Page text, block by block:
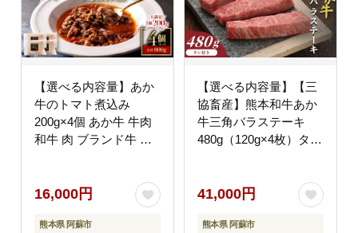
【選べる内容量】あか
牛のトマト煮込み
200g×4個 あか牛 牛肉
和牛 肉 ブランド牛 ト
セット 詰め合わせ 調理
簡単 お手軽 熊本 阿蘇
16,000円
熊本県 阿蘇市
【選べる内容量】【三
協畜産】熊本和牛あか
牛三角バラステーキ
480g（120g×4枚）タレ
せ 冷凍 お土産 ギフト
贈り物 贈答用 豪華 お
かず 簡単 手軽 贅沢 ご
41,000円
熊本県 阿蘇市